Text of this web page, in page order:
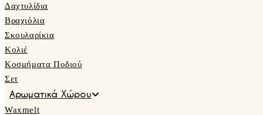
Δαχτυλίδια
Βραχιόλια
Σκουλαρίκια
Κολιέ
Κοσμήματα Ποδιού
Σετ
Αρωματικά Χώρου
Waxmelt